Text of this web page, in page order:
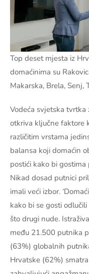
Top deset mjesta iz
domaćinima su
Makarska, Brela, Senj,
Vodeća svjetska tvrtka
otkriva ključne faktore
različitim vrstama
balansa koji domaćin
postići kako bi
Nikad dosad putnici
imali veći izbor.
kako bi se gosti
što drugi nude.
među 21.500 putnika
(63%) globalnih
Hrvatske (62%)